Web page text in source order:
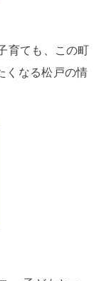
育ても、この町
くなる松戸の情